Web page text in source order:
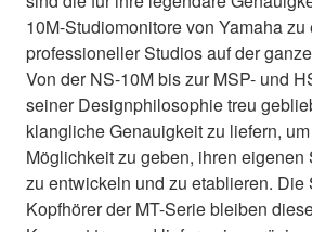
10M-Studiomonitore von Yamaha
professioneller Studios auf der
Von der NS-10M bis zur MSP- und
seiner Designphilosophie treu
klangliche Genauigkeit zu liefern,
Möglichkeit zu geben, ihren eigenen
zu entwickeln und zu etablieren. Die
Kopfhörer der MT-Serie bleiben